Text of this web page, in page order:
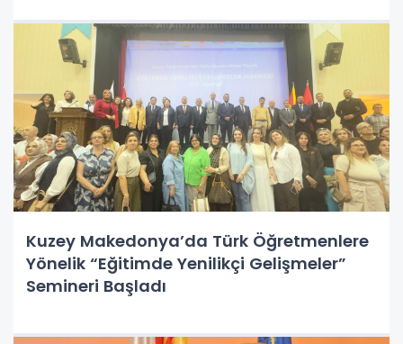
Kuzey Makedonya’da Türk Öğretmenlere
Yönelik “Eğitimde Yenilikçi Gelişmeler”
Semineri Başladı